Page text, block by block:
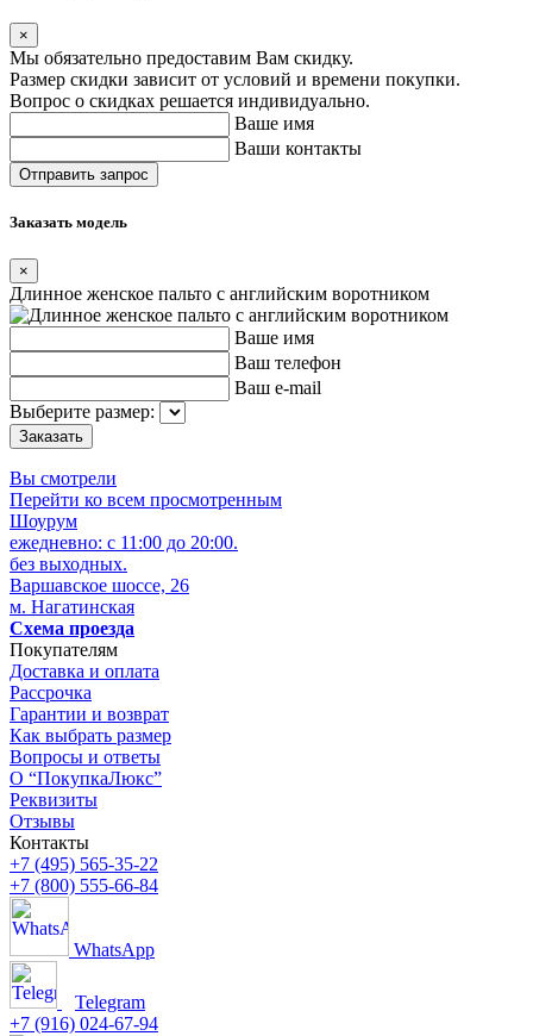
×
Мы обязательно предоставим Вам скидку.
Размер скидки зависит от условий и времени покупки.
Вопрос о скидках решается индивидуально.
Ваше имя
Ваши контакты
Заказать модель
×
Длинное женское пальто с английским воротником
Ваше имя
Ваш телефон
Ваш e-mail
Выберите размер:
Вы смотрели
Перейти ко всем просмотренным
Шоурум
ежедневно: с 11:00 до 20:00.
без выходных.
Варшавское шоссе, 26
м. Нагатинская
Схема проезда
Покупателям
Доставка и оплата
Рассрочка
Гарантии и возврат
Как выбрать размер
Вопросы и ответы
О “ПокупкаЛюкс”
Реквизиты
Отзывы
Контакты
+7 (495) 565-35-22
+7 (800) 555-66-84
WhatsApp
Telegram
+7 (916) 024-67-94